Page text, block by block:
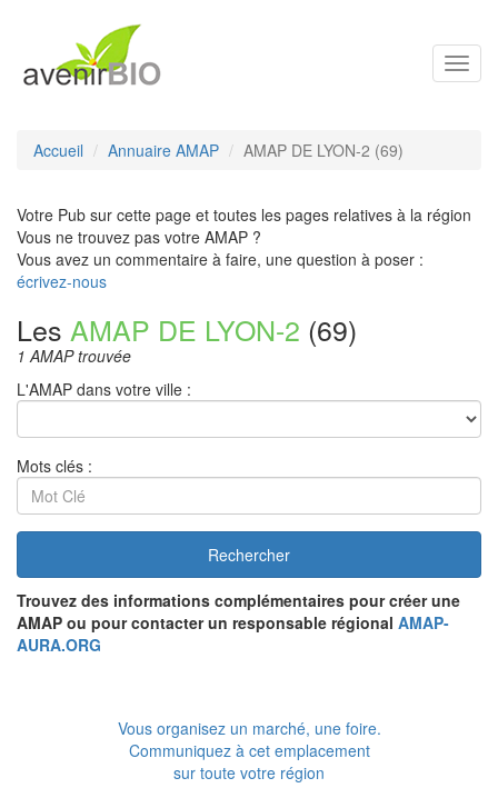
Accueil Annuaire AMAP AMAP DE LYON-2 (69)
Votre Pub sur cette page et toutes les pages relatives à la région
Vous ne trouvez pas votre AMAP ?
Vous avez un commentaire à faire, une question à poser :
écrivez-nous
Les AMAP DE LYON-2 (69)
1 AMAP trouvée
L'AMAP dans votre ville :
Mots clés :
Rechercher
Trouvez des informations complémentaires pour créer une
AMAP ou pour contacter un responsable régional AMAP-
AURA.ORG
Vous organisez un marché, une foire.
Communiquez à cet emplacement
sur toute votre région